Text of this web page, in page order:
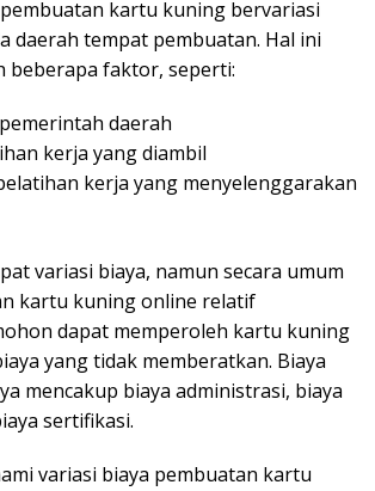
kartu kuning bervariasi
daerah tempat pembuatan. Hal ini
beberapa faktor, seperti:
daerah
kerja yang diambil
kerja yang menyelenggarakan
variasi biaya, namun secara umum
kartu kuning online relatif
dapat memperoleh kartu kuning
yang tidak memberatkan. Biaya
mencakup biaya administrasi, biaya
sertifikasi.
variasi biaya pembuatan kartu